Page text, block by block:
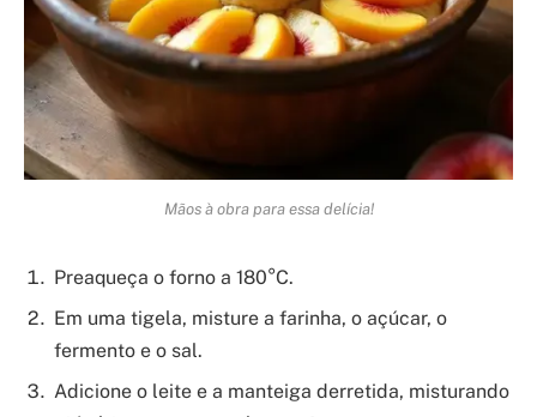
Mãos à obra para essa delícia!
Preaqueça o forno a 180°C.
Em uma tigela, misture a farinha, o açúcar, o
fermento e o sal.
Adicione o leite e a manteiga derretida, misturando